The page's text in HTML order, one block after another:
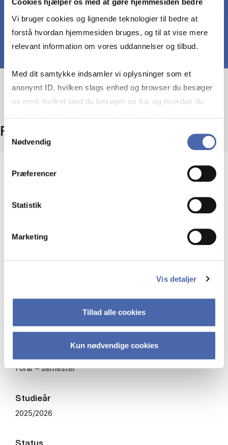
Vi bruger cookies og lignende teknologier til bedre at
forstå hvordan hjemmesiden bruges, og til at vise mere
relevant information om vores uddannelser og tilbud.
Med dit samtykke indsamler vi oplysninger som et
anonymt ID, hvilken slags enhed og browser du besøger
os med, hvilket land du besøger os fra, og hvordan du
markedsføring. Du bestemmer selv - og kan altid trække
Samtykkevalg
Nødvendig
Præferencer
Statistik
Marketing
Vis detaljer
Tillad alle cookies
Kun nødvendige cookies
Fakta
Niveau
Obligatorisk fag
ECTS
Forår – semester
Studieår
2025/2026
Status